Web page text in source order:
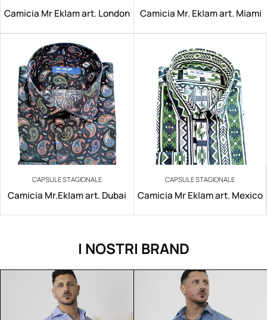
Camicia Mr Eklam art. London Camicia Mr. Eklam art. Miami
CAPSULE STAGIONALE
Camicia Mr.Eklam art. Dubai
CAPSULE STAGIONALE
Camicia Mr Eklam art. Mexico
I NOSTRI BRAND